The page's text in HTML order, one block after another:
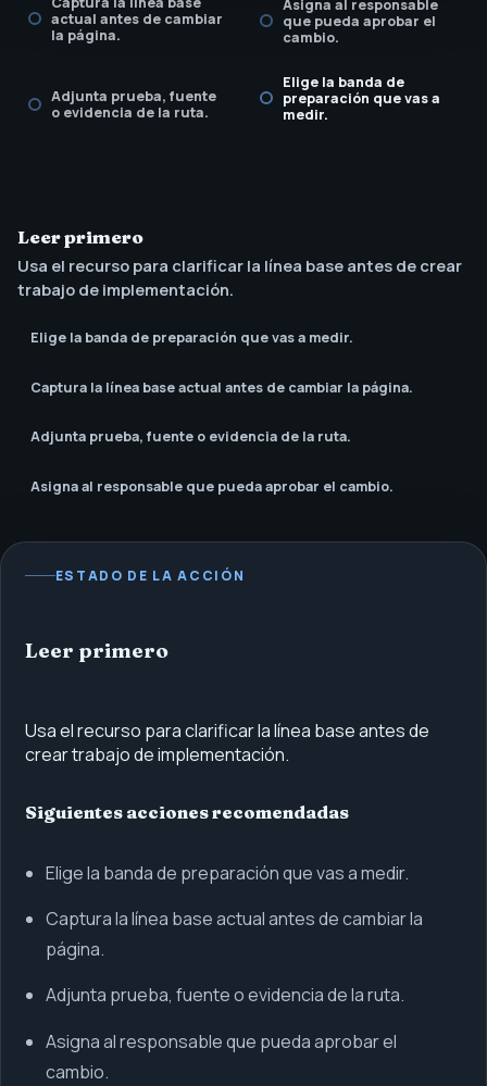
actual antes de cambiar
la página.
Asigna al responsable
que pueda aprobar el
cambio.
Adjunta prueba, fuente
o evidencia de la ruta.
Elige la banda de
preparación que vas a
medir.
Leer primero
Usa el recurso para clarificar la línea base antes de crear
trabajo de implementación.
Elige la banda de preparación que vas a medir.
Captura la línea base actual antes de cambiar la página.
Adjunta prueba, fuente o evidencia de la ruta.
Asigna al responsable que pueda aprobar el cambio.
ESTADO DE LA ACCIÓN
Leer primero
Usa el recurso para clarificar la línea base antes de
crear trabajo de implementación.
Siguientes acciones recomendadas
Elige la banda de preparación que vas a medir.
Captura la línea base actual antes de cambiar la
página.
Adjunta prueba, fuente o evidencia de la ruta.
Asigna al responsable que pueda aprobar el
cambio.